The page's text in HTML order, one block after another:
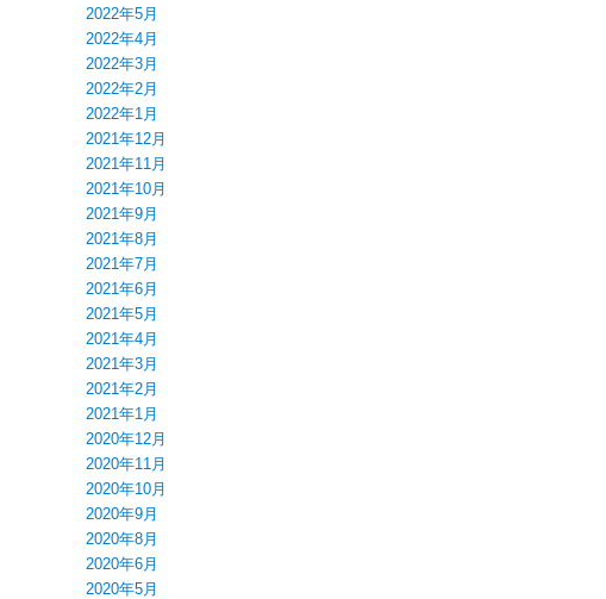
2022年5月
2022年4月
2022年3月
2022年2月
2022年1月
2021年12月
2021年11月
2021年10月
2021年9月
2021年8月
2021年7月
2021年6月
2021年5月
2021年4月
2021年3月
2021年2月
2021年1月
2020年12月
2020年11月
2020年10月
2020年9月
2020年8月
2020年6月
2020年5月